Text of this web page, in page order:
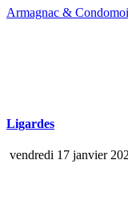
Armagnac &
Ligardes
vendredi 17 janvier